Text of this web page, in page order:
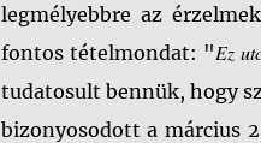
legmélyebbre az
fontos tételmondat: "Ez
tudatosult bennük, hogy
bizonyosodott a március